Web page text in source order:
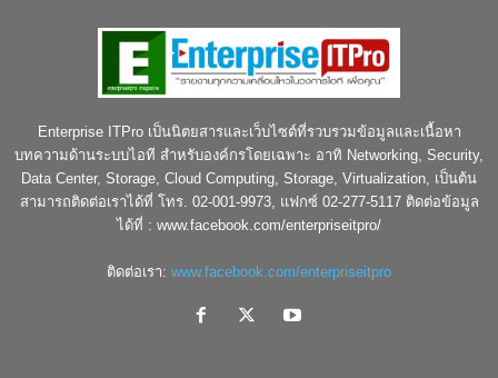
Enterprise ITPro เป็นนิตยสารและเว็บไซต์ที่รวบรวมข้อมูลและเนื้อหา
บทความด้านระบบไอที สำหรับองค์กรโดยเฉพาะ อาทิ Networking, Security,
Data Center, Storage, Cloud Computing, Storage, Virtualization, เป็นต้น
สามารถติดต่อเราได้ที่ โทร. 02-001-9973, แฟกซ์ 02-277-5117 ติดต่อข้อมูล
ได้ที่ : www.facebook.com/enterpriseitpro/
ติดต่อเรา: www.facebook.com/enterpriseitpro